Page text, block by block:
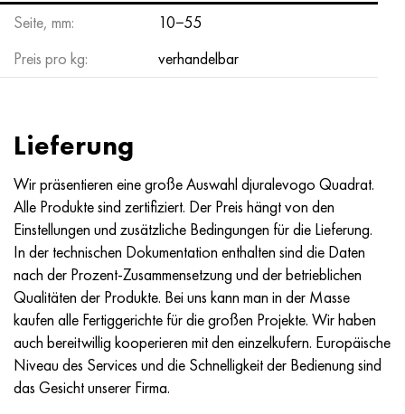
Seite, mm:
10−55
Preis pro kg:
verhandelbar
Lieferung
Wir präsentieren eine große Auswahl djuralevogo Quadrat.
Alle Produkte sind zertifiziert. Der Preis hängt von den
Einstellungen und zusätzliche Bedingungen für die Lieferung.
In der technischen Dokumentation enthalten sind die Daten
nach der Prozent-Zusammensetzung und der betrieblichen
Qualitäten der Produkte. Bei uns kann man in der Masse
kaufen alle Fertiggerichte für die großen Projekte. Wir haben
auch bereitwillig kooperieren mit den einzelkufern. Europäische
Niveau des Services und die Schnelligkeit der Bedienung sind
das Gesicht unserer Firma.
Hastelloy C-276
Hastelloy C2000
Hastelloy x
Udimet 500
Udimet 720
40HFA, 1.7223, aisi 4142
45H, 45h, 1.7035
А40G, 44smn28, 1.0762, 46s20